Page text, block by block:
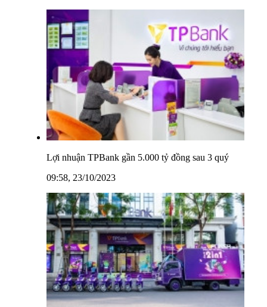
Lợi nhuận TPBank gần 5.000 tỷ đồng sau 3 quý
09:58, 23/10/2023